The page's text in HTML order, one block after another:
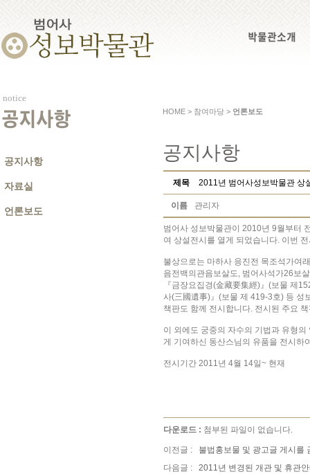
박물관소개
notice
공지사항
공지사항
자료실
언론보도
HOME > 참여마당 > 언론보도
공지사항
제목 2011년 범어사성보박물관 상
이름 관리자
범어사 성보박물관이 2010년 9월부터
여 상설전시를 열게 되었습니다. 이번
불상으로는 마하사 응진전 목조석가여
음전백의관음보살도, 범어사석가26보
『금장요집경(金藏要集經)』(보물 제
사(三國遺事)』(보물 제 419-3호) 등 성
책판도 함께 전시합니다. 전시된 주요
이 외에도 궁중의 자수의 기법과 유형
게 기여하신 동산스님의 유품을 전시하
전시기간 2011년 4월 14일~ 현재
다운로드 : 첨부된 파일이 없습니다.
이전글 : 불법홍보물 및 광고글 게시를
다음글 : 2011년 변경된 개관 및 휴관